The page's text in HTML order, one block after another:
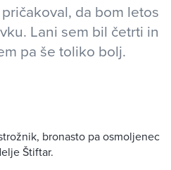
da bom letos
Lani sem bil četrti in
pa še toliko bolj.
bronasto pa osmoljenec
Štiftar.